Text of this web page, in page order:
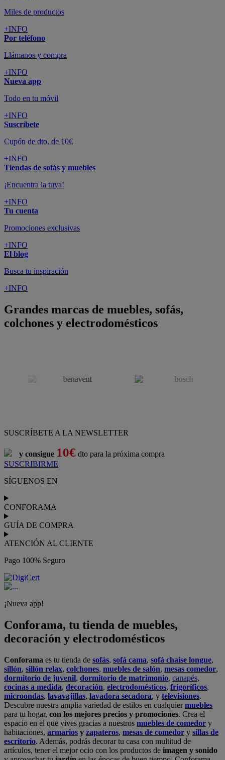
Miles de productos
+INFO
Por teléfono
Llámanos y compra
+INFO
Nueva app
Todo en tu móvil
+INFO
Suscríbete
Cupón de dto. de 10€
+INFO
Tiendas de sofás y muebles
¡Encuentra la tuya!
+INFO
Tu cuenta
Promociones exclusivas
+INFO
El blog
Busca tu inspiración
+INFO
Grandes marcas de muebles, sofás,
colchones y electrodomésticos
SUSCRÍBETE A LA NEWSLETTER
y consigue 10€ dto para la próxima compra
SUSCRIBIRME
SÍGUENOS EN
CONFORAMA
GUÍA DE COMPRA
ATENCIÓN AL CLIENTE
Pago 100% Seguro
¡Nueva app!
Conforama, tu tienda de muebles,
decoración y electrodomésticos
Conforama es tu tienda de sofás, sofá cama, sofá chaise longue,
sillón, sillón relax, colchones, muebles de salón, mesas comedor,
dormitorio de juvenil, dormitorio de matrimonio, canapés,
cocinas a medida, decoración, electrodomésticos, frigoríficos,
microondas, lavavajillas, lavadora secadora, y televisiones.
Descubre nuestra amplia variedad de estilos en cualquiermuebles
para tu hogar, con los mejores precios y promociones. Crea el
espacio en el que vives gracias a nuestros muebles de comedor y
habitaciones, armarios y zapateros, mesas de comedor y sillas de
escritorio. Además, podrás decorar tu casa con multitud de
artículos, tener el mejor ocio con los productos de imagen y sonido